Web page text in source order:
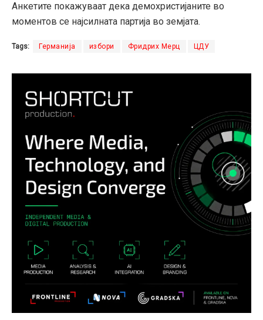
Анкетите покажуваат дека демохристијаните во
моментов се најсилната партија во земјата.
Tags: Германија избори Фридрих Мерц ЦДУ